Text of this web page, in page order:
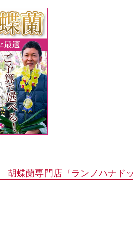
蝶蘭専門店『ランノハナド